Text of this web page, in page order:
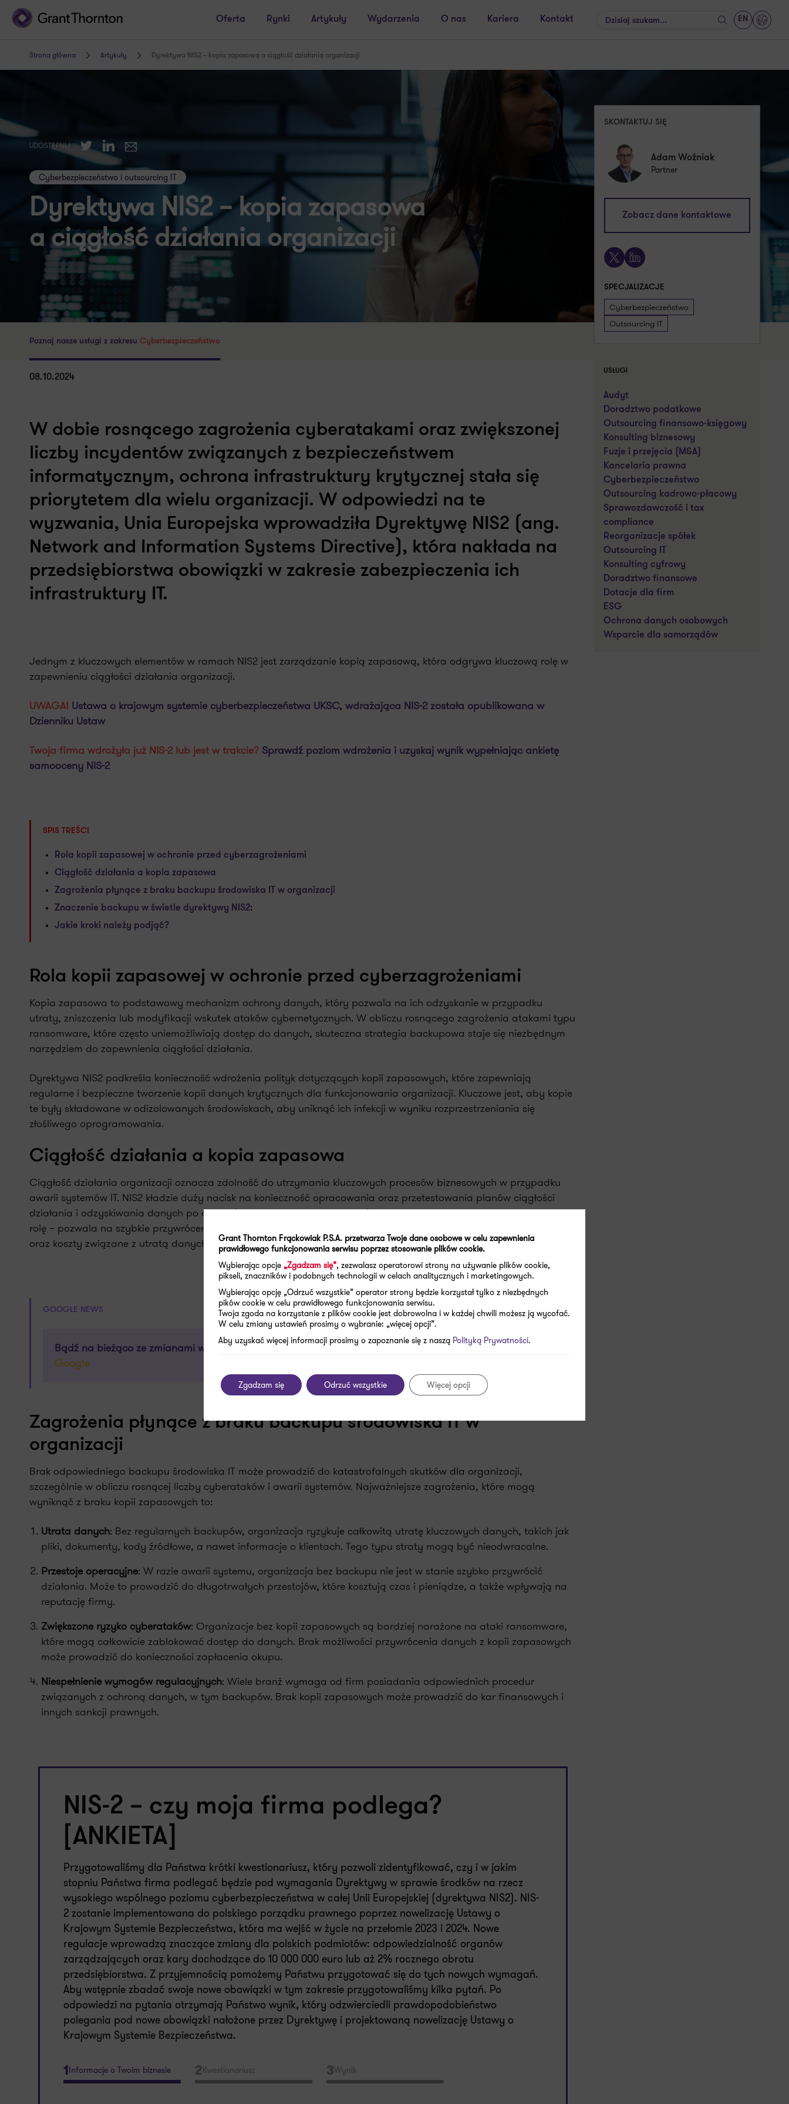
Oferta Rynki Artykuły Wydarzenia O nas Kariera Kontakt Szukaj
EN
Strona główna Artykuły Dyrektywa NIS2 – kopia zapasowa a ciągłość działania organizacji
UDOSTĘPNIJ TwitterLinkedIn
E-mail
Cyberbezpieczeństwo i outsourcing IT
Dyrektywa NIS2 – kopia zapasowa
a ciągłość działania organizacji
SKONTAKTUJ SIĘ
Adam Woźniak
Partner
Zobacz dane kontaktowe
X LinkedIn
SPECJALIZACJE
Cyberbezpieczeństwo
Outsourcing IT
USŁUGI
Audyt
Doradztwo podatkowe
Outsourcing finansowo-księgowy
Konsulting biznesowy
Fuzje i przejęcia (M&A)
Kancelaria prawna
Cyberbezpieczeństwo
Outsourcing kadrowo-płacowy
Sprawozdawczość i tax
compliance
Reorganizacje spółek
Outsourcing IT
Konsulting cyfrowy
Doradztwo finansowe
Dotacje dla firm
ESG
Ochrona danych osobowych
Wsparcie dla samorządów
Poznaj nasze usługi z zakresu Cyberbezpieczeństwo
08.10.2024
W dobie rosnącego zagrożenia cyberatakami oraz zwiększonej
liczby incydentów związanych z bezpieczeństwem
informatycznym, ochrona infrastruktury krytycznej stała się
priorytetem dla wielu organizacji. W odpowiedzi na te
wyzwania, Unia Europejska wprowadziła Dyrektywę NIS2 (ang.
Network and Information Systems Directive), która nakłada na
przedsiębiorstwa obowiązki w zakresie zabezpieczenia ich
infrastruktury IT.
Jednym z kluczowych elementów w ramach NIS2 jest zarządzanie kopią zapasową, która odgrywa kluczową rolę w
zapewnieniu ciągłości działania organizacji.
UWAGA! Ustawa o krajowym systemie cyberbezpieczeństwa UKSC, wdrażająca NIS-2 została opublikowana w
Dzienniku Ustaw
Twoja firma wdrożyła już NIS-2 lub jest w trakcie? Sprawdź poziom wdrożenia i uzyskaj wynik wypełniając ankietę
samooceny NIS-2
SPIS TREŚCI
Rola kopii zapasowej w ochronie przed cyberzagrożeniami
Ciągłość działania a kopia zapasowa
Zagrożenia płynące z braku backupu środowiska IT w organizacji
Znaczenie backupu w świetle dyrektywy NIS2:
Jakie kroki należy podjąć?
Rola kopii zapasowej w ochronie przed cyberzagrożeniami
Kopia zapasowa to podstawowy mechanizm ochrony danych, który pozwala na ich odzyskanie w przypadku
utraty, zniszczenia lub modyfikacji wskutek ataków cybernetycznych. W obliczu rosnącego zagrożenia atakami typu
ransomware, które często uniemożliwiają dostęp do danych, skuteczna strategia backupowa staje się niezbędnym
narzędziem do zapewnienia ciągłości działania.
Dyrektywa NIS2 podkreśla konieczność wdrożenia polityk dotyczących kopii zapasowych, które zapewniają
regularne i bezpieczne tworzenie kopii danych krytycznych dla funkcjonowania organizacji. Kluczowe jest, aby kopie
te były składowane w odizolowanych środowiskach, aby uniknąć ich infekcji w wyniku rozprzestrzeniania się
złośliwego oprogramowania.
Ciągłość działania a kopia zapasowa
Ciągłość działania organizacji oznacza zdolność do utrzymania kluczowych procesów biznesowych w przypadku
awarii systemów IT. NIS2 kładzie duży nacisk na konieczność opracowania oraz przetestowania planów ciągłości
działania i odzyskiwania danych po awarii (ang. Disaster Recovery Plan). Kopia zapasowa odgrywa tutaj kluczową
rolę – pozwala na szybkie przywrócenie systemów do stanu sprzed incydentu, minimalizując tym samym przestoje
oraz koszty związane z utratą danych.
GOOGLE NEWS UDOSTĘPNIJ TwitterLinkedInE-mail
Bądź na bieżąco ze zmianami w prawie, podatkach i księgowości! Zaobserwuj nas wWiadomościach
Google
Zagrożenia płynące z braku backupu środowiska IT w
organizacji
Brak odpowiedniego backupu środowiska IT może prowadzić do katastrofalnych skutków dla organizacji,
szczególnie w obliczu rosnącej liczby cyberataków i awarii systemów. Najważniejsze zagrożenia, które mogą
wyniknąć z braku kopii zapasowych to:
Utrata danych: Bez regularnych backupów, organizacja ryzykuje całkowitą utratę kluczowych danych, takich jak
pliki, dokumenty, kody źródłowe, a nawet informacje o klientach. Tego typu straty mogą być nieodwracalne.
Przestoje operacyjne: W razie awarii systemu, organizacja bez backupu nie jest w stanie szybko przywrócić
działania. Może to prowadzić do długotrwałych przestojów, które kosztują czas i pieniądze, a także wpływają na
reputację firmy.
Zwiększone ryzyko cyberataków: Organizacje bez kopii zapasowych są bardziej narażone na ataki ransomware,
które mogą całkowicie zablokować dostęp do danych. Brak możliwości przywrócenia danych z kopii zapasowych
może prowadzić do konieczności zapłacenia okupu.
Niespełnienie wymogów regulacyjnych: Wiele branż wymaga od firm posiadania odpowiednich procedur
związanych z ochroną danych, w tym backupów. Brak kopii zapasowych może prowadzić do kar finansowych i
innych sankcji prawnych.
NIS-2 – czy moja firma podlega?
[ANKIETA]
Przygotowaliśmy dla Państwa krótki kwestionariusz, który pozwoli zidentyfikować, czy i w jakim
stopniu Państwa firma podlegać będzie pod wymagania Dyrektywy w sprawie środków na rzecz
wysokiego wspólnego poziomu cyberbezpieczeństwa w całej Unii Europejskiej (dyrektywa NIS2). NIS-
2 zostanie implementowana do polskiego porządku prawnego poprzez nowelizację Ustawy o
Krajowym Systemie Bezpieczeństwa, która ma wejść w życie na przełomie 2023 i 2024. Nowe
regulacje wprowadzą znaczące zmiany dla polskich podmiotów: odpowiedzialność organów
zarządzających oraz kary dochodzące do 10 000 000 euro lub aż 2% rocznego obrotu
przedsiębiorstwa. Z przyjemnością pomożemy Państwu przygotować się do tych nowych wymagań.
Aby wstępnie zbadać swoje nowe obowiązki w tym zakresie przygotowaliśmy kilka pytań. Po
odpowiedzi na pytania otrzymają Państwo wynik, który odzwierciedli prawdopodobieństwo
polegania pod nowe obowiązki nałożone przez Dyrektywę i projektowaną nowelizację Ustawy o
Krajowym Systemie Bezpieczeństwa.
1Informacje o Twoim biznesie 2Kwestionariusz 3Wynik
Grant Thornton Frąckowiak P.S.A. przetwarza Twoje dane osobowe w celu zapewnienia
prawidłowego funkcjonowania serwisu poprzez stosowanie plików cookie.
Wybierając opcje „Zgadzam się”, zezwalasz operatorowi strony na używanie plików cookie,
pikseli, znaczników i podobnych technologii w celach analitycznych i marketingowych.
Wybierając opcję „Odrzuć wszystkie” operator strony będzie korzystał tylko z niezbędnych
pików cookie w celu prawidłowego funkcjonowania serwisu.
Twoja zgoda na korzystanie z plików cookie jest dobrowolna i w każdej chwili możesz ją wycofać.
W celu zmiany ustawień prosimy o wybranie: „więcej opcji”.
Aby uzyskać więcej informacji prosimy o zapoznanie się z naszą Polityką Prywatności.
Zgadzam się Odrzuć wszystkie Więcej opcji